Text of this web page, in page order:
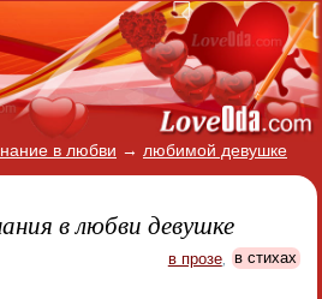
в любви → любимой девушке
в любви девушке
в прозе, в стихах